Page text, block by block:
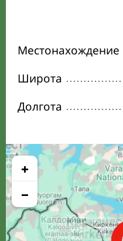
Местонахождение
Широта
Долгота
+
−